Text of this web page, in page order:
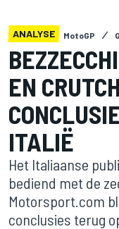
ANALYSE MotoGP
EN
ITALIË
Het Italiaanse
bediend met de
Motorsport.com
conclusies terug